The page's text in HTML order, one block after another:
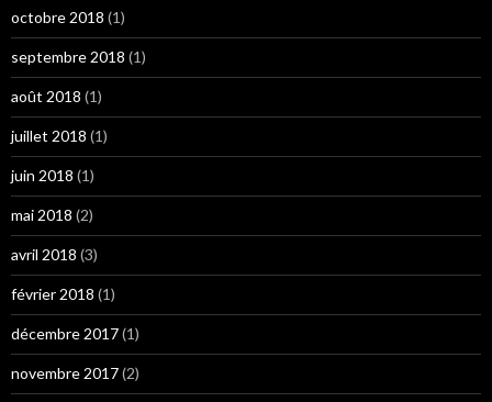
octobre 2018 (1)
septembre 2018 (1)
août 2018 (1)
juillet 2018 (1)
juin 2018 (1)
mai 2018 (2)
avril 2018 (3)
février 2018 (1)
décembre 2017(1)
novembre 2017(2)